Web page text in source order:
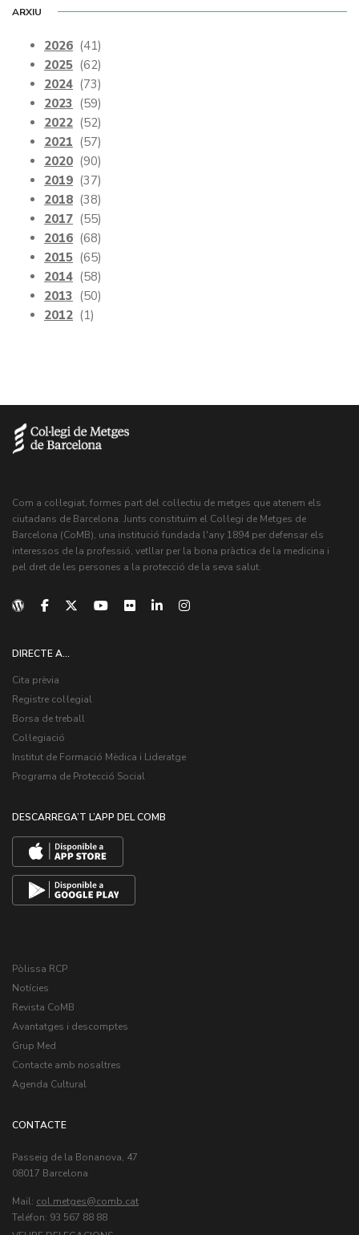
ARXIU
2026 (41)
2025 (62)
2024 (73)
2023 (59)
2022 (52)
2021 (57)
2020 (90)
2019 (37)
2018 (38)
2017 (55)
2016 (68)
2015 (65)
2014 (58)
2013 (50)
2012 (1)
Com a col·legiat, formes part del col·lectiu de metges que atenem els
ciutadans de Barcelona. Junts constituïm el Col·legi de Metges de
Barcelona (CoMB), una institució fundada l'any 1894 per defensar els
interessos de la professió, vetllar per la bona pràctica de la medicina i
pel dret de les persones a la protecció de la seva salut.
DIRECTE A...
Cita prèvia
Registre col·legial
Borsa de treball
Col·legiació
Institut de Formació Mèdica i Lideratge
Programa de Protecció Social
DESCARREGA’T L’APP DEL COMB
Pòlissa RCP
Notícies
Revista CoMB
Avantatges i descomptes
Grup Med
Contacte amb nosaltres
Agenda Cultural
CONTACTE
Passeig de la Bonanova, 47
08017 Barcelona
Mail: col.metges
Teléfon: 93 567 88 88